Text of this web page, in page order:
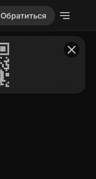
Обратиться